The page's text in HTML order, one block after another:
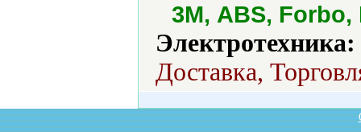
3М, ABS, Forbo,
Электротехника:
Доставка,